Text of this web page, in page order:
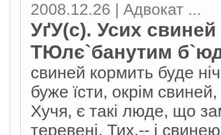
2008.12.26 | Адвокат ...
УґУ(с). Усих
ТЮлє`банутим
свиней кормить буде
буже їсти, окрім
Хучя, є такі люде, що
теревені. Тих,-- і